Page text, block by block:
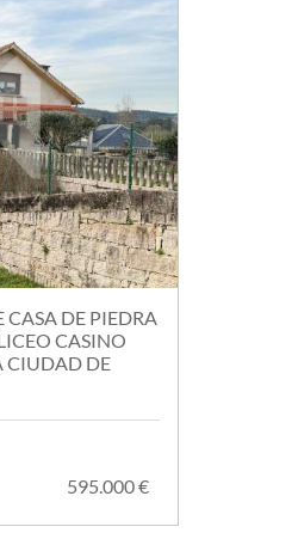
CASA DE PIEDRA
CASINO
CIUDAD DE
595.000 €